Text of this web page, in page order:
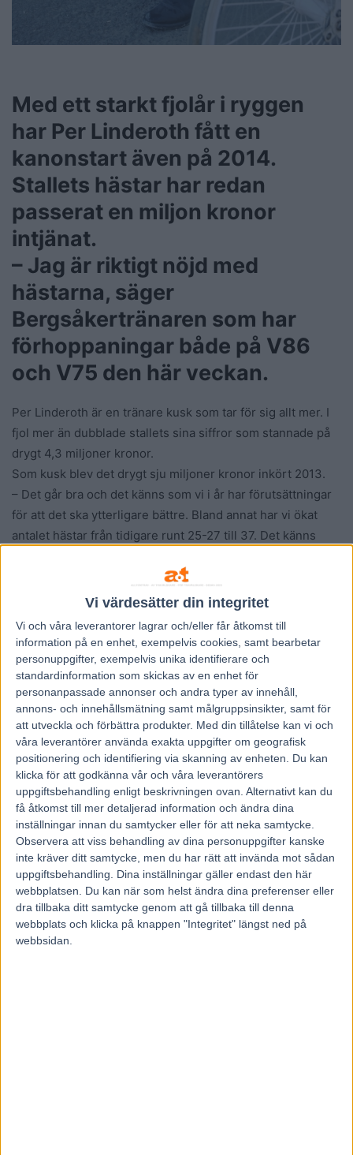
Vi värdesätter din integritet
Vi och våra leverantorer lagrar och/eller får åtkomst till
information på en enhet, exempelvis cookies, samt bearbetar
personuppgifter, exempelvis unika identifierare och
standardinformation som skickas av en enhet för
personanpassade annonser och andra typer av innehåll,
annons- och innehållsmätning samt målgruppsinsikter, samt för
att utveckla och förbättra produkter. Med din tillåtelse kan vi och
våra leverantörer använda exakta uppgifter om geografisk
positionering och identifiering via skanning av enheten. Du kan
klicka för att godkänna vår och våra leverantörers
uppgiftsbehandling enligt beskrivningen ovan. Alternativt kan du
få åtkomst till mer detaljerad information och ändra dina
inställningar innan du samtycker eller för att neka samtycke.
Observera att viss behandling av dina personuppgifter kanske
inte kräver ditt samtycke, men du har rätt att invända mot sådan
uppgiftsbehandling. Dina inställningar gäller endast den här
webbplatsen. Du kan när som helst ändra dina preferenser eller
dra tillbaka ditt samtycke genom att gå tillbaka till denna
webbplats och klicka på knappen "Integritet" längst ned på
webbsidan.
Med ett starkt fjolår i ryggen
har Per Linderoth fått en
kanonstart även på 2014.
Stallets hästar har redan
passerat en miljon kronor
intjänat.
– Jag är riktigt nöjd med
hästarna, säger
Bergsåkertränaren som har
förhoppaningar både på V86
och V75 den här veckan.
Per Linderoth är en tränare kusk som tar för sig allt mer. I
fjol mer än dubblade stallets sina siffror som stannade på
drygt 4,3 miljoner kronor.
Som kusk blev det drygt sju miljoner kronor inkört 2013.
– Det går bra och det känns som vi i år har förutsättningar
för att det ska ytterligare bättre. Bland annat har vi ökat
antalet hästar från tidigare runt 25-27 till 37. Det känns
På onsdagen gör 33-åringen resan från Matfors utanför
Sundsvall till Solvalla och V86.
och först ut är3 Staro Fendi(V86-1). Den nyttige hästen
har varit säkerheten själv på slutet och slutat på pallen i
fem av sina sex senaste starter och det har blivit två segrar
i år.
Lång formtopp
Staro Fendi står ganska hårt inne i loppet men har å andra
sidan lottats till ett fint utgångsläge.
– Han är en jämn och säker häst med bra form. Han har haft
form en längre tid och jag har faktiskt väntat att han ska
tappa formen, men det känns inte så. Med rätt resa och rätt
dag kan han vinna. Han ska ha ett lopp i ryggar och sedan
gå till slut. Han är normal ut och jag tror att vi kör barfota
bak som senast, säger Per Lindroth.
Passande distans